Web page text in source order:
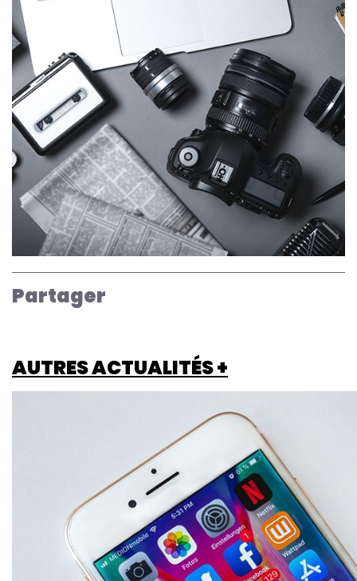
Partager
AUTRES ACTUALITÉS +